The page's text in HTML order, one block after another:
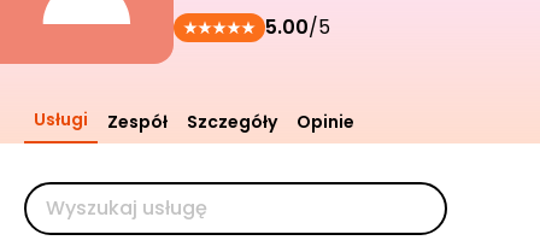
5.00/5
Usługi Zespół Szczegóły Opinie